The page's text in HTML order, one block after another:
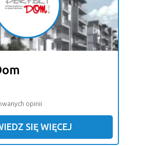
opinii
SIĘ WIĘCEJ